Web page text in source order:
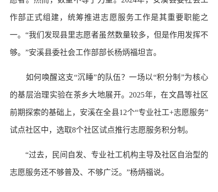
作部正式组建，统筹推进志愿服务工作是其重要职能之
一。“我们发现县里志愿者虽然数量较多，但是作用发挥不
够。”安溪县委社会工作部部长杨炳福坦言。
如何唤醒这支“沉睡”的队伍？一场以“积分制”为核心
的基层治理实验在茶乡大地展开。2025年，在文昌等社区
前期探索的基础上，安溪在全县12个“专业社工+志愿服务”
试点社区中，选取8个社区试点推行志愿服务积分制。
“过去，民间自发、专业社工机构主导及社区自治型的
志愿服务还不够普及、不够广泛。”杨炳福说。